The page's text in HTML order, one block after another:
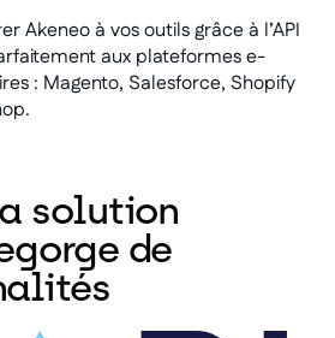
Akeneo à vos outils grâce à l’API
aux plateformes e-
: Magento, Salesforce, Shopify
solution
de